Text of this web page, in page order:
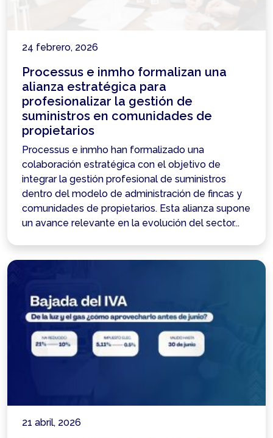
24 febrero, 2026
Processus e inmho formalizan una
alianza estratégica para
profesionalizar la gestión de
suministros en comunidades de
propietarios
Processus e inmho han formalizado una
colaboración estratégica con el objetivo de
integrar la gestión profesional de suministros
dentro del modelo de administración de fincas y
comunidades de propietarios. Esta alianza supone
un avance relevante en la evolución del sector...
21 abril, 2026